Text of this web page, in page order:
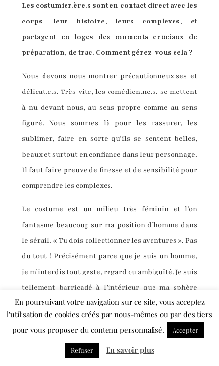
Les costumier.ère.s sont en contact direct avec les
corps, leur histoire, leurs complexes, et
partagent en loges des moments cruciaux de
préparation, de trac. Comment gérez-vous cela ?
Nous devons nous montrer précautionneux.ses et
délicat.e.s. Très vite, les comédien.ne.s. se mettent
à nu devant nous, au sens propre comme au sens
figuré. Nous sommes là pour les rassurer, les
sublimer, faire en sorte qu’ils se sentent belles,
beaux et surtout en confiance dans leur personnage.
Il faut faire preuve de finesse et de sensibilité pour
comprendre les complexes.
Le costume est un milieu très féminin et l’on
fantasme beaucoup sur ma position d’homme dans
le sérail. « Tu dois collectionner les aventures ». Pas
du tout ! Précisément parce que je suis un homme,
je m’interdis tout geste, regard ou ambiguïté. Je suis
tellement barricadé à l’intérieur que ma sphère
intime est impénétrable. Cela me permet de
pouvoir toucher les corps, de faire les essayages,
d’ajuster les costumes avec naturel et fraîcheur,
sans qu’il n’y ait aucun malaise. J’ai adopté ce
En poursuivant votre navigation sur ce site, vous acceptez
l'utilisation de cookies créés par nous-mêmes ou par des tiers
pour vous proposer du contenu personnalisé.
Accepter
Refuser En savoir plus